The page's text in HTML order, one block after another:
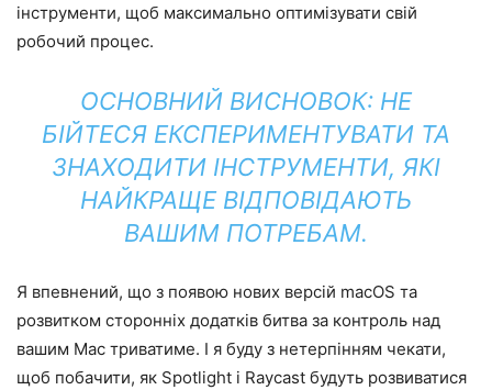
інструменти, щоб максимально оптимізувати свій
робочий процес.
ОСНОВНИЙ ВИСНОВОК: НЕ
БІЙТЕСЯ ЕКСПЕРИМЕНТУВАТИ ТА
ЗНАХОДИТИ ІНСТРУМЕНТИ, ЯКІ
НАЙКРАЩЕ ВІДПОВІДАЮТЬ
ВАШИМ ПОТРЕБАМ.
Я впевнений, що з появою нових версій macOS та
розвитком сторонніх додатків битва за контроль над
вашим Mac триватиме. І я буду з нетерпінням чекати,
щоб побачити, як Spotlight і Raycast будуть розвиватися